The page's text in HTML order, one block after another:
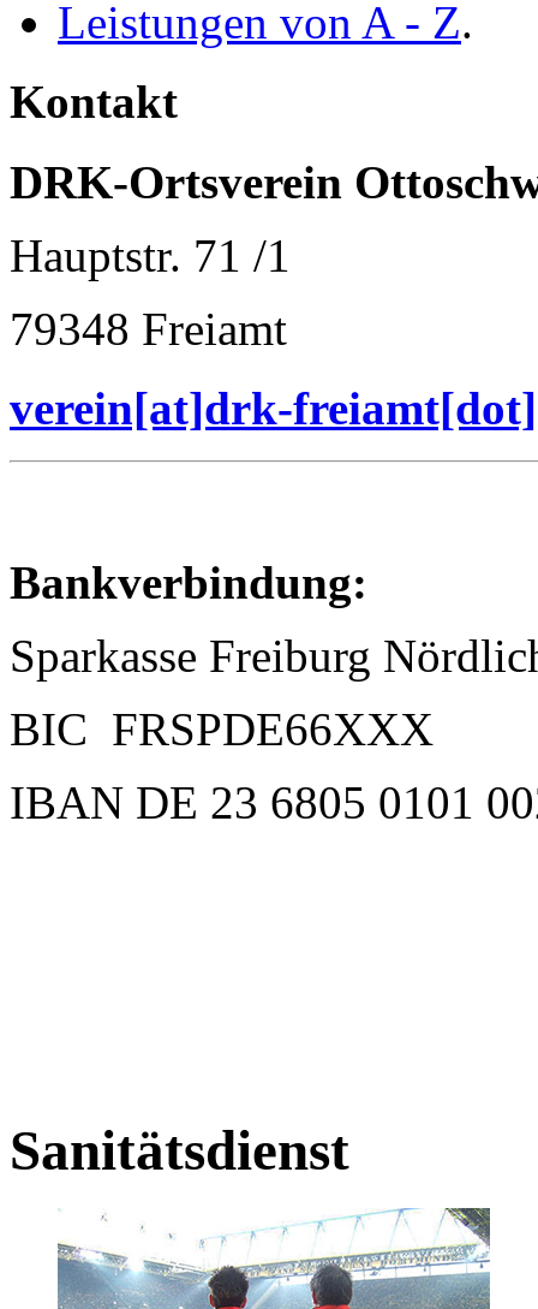
Leistungen von A - Z.
Kontakt
DRK-Ortsverein
Hauptstr. 71 /1
79348 Freiamt
verein[at]drk-
Bankverbindung:
Sparkasse Freiburg
BIC FRSPDE66XXX
IBAN DE 23 6805 0101
Sanitätsdienst